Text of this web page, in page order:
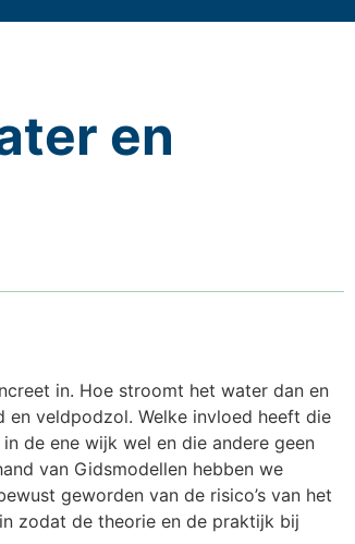
en
in. Hoe stroomt het water dan en
veldpodzol. Welke invloed heeft die
de ene wijk wel en die andere geen
van Gidsmodellen hebben we
geworden van de risico’s van het
zodat de theorie en de praktijk bij